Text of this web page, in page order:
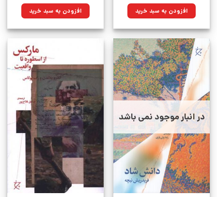
۳۴۰,۰۰۰تومان
بود.
۲۴۳,۱۰۰تومان.افزودن به سبد خرید ۴۶۰,۰۰۰تومان
بود.
۳۲۸,۹۰۰تومان.افزودن به سبد خرید
در انبار موجود نمی باشد